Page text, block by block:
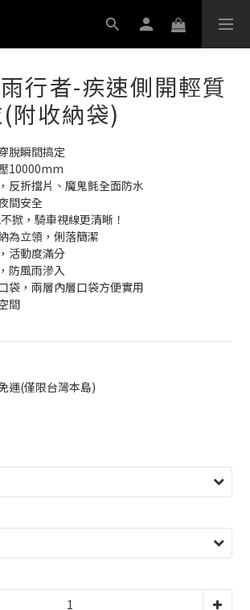
行者-疾速側開輕質
附收納袋)
脫瞬間搞定
10000mm
反折擋片、魔鬼氈全面防水
間安全
掀，騎車視線更清晰！
為立領，俐落簡潔
活動度滿分
防風雨滲入
袋，兩層內層口袋方便實用
間
運(僅限台灣本島)